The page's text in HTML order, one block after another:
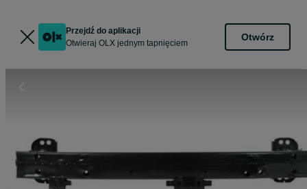
Przejdź do aplikacji
Otwieraj OLX jednym tapnięciem
Otwórz